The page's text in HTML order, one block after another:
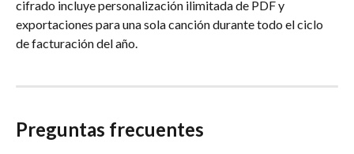
cifrado incluye personalización ilimitada de PDF y
exportaciones para una sola canción durante todo el ciclo
de facturación del año.
Preguntas frecuentes